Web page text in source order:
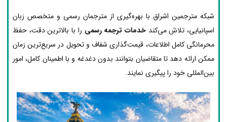
شبکه مترجمین اشراق با بهره‌گیری از مترجمان رسمی و متخصص زبان
اسپانیایی، تلاش می‌کندخدمات ترجمه رسمی را با بالاترین دقت، حفظ
محرمانگی کامل اطلاعات، قیمت‌گذاری شفاف و تحویل در سریع‌ترین زمان
ممکن ارائه دهد تا متقاضیان بتوانند بدون دغدغه و با اطمینان کامل، امور
بین‌المللی خود را پیگیری نمایند.